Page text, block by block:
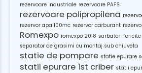
rezervoare industriale rezervoare PAFS
rezervoare polipropilena
rezervor apa 100mc rezervor carburant
Romexpo romexpo 2018 sarbatori fericite
separator de grasimi cu montaj sub chiuveta
statie de pompare statie epurare
statii epurare 1st criber statii